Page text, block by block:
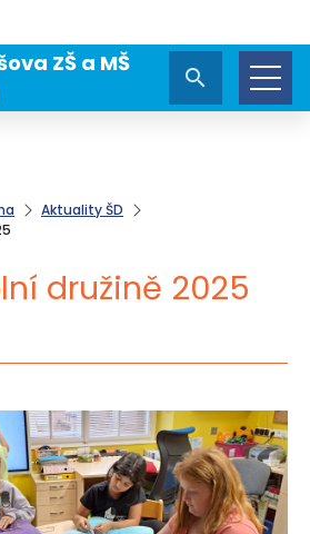
ZŠ a MŠ
Aktuality ŠD
družině 2025